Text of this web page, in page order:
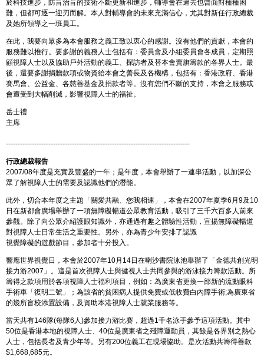
於科技進步，防盲治盲的技術不斷更新和進步，輔導會在過去也曾面對種種困
難，但都可逐一迎刃而解。本人對輔導會的未來充滿信心，尤其對新任行政總裁
及她所領導之一班員工。
在此，我要向眾多為本會服務之義工致以衷心的感謝。沒有他們的貢獻，本會的
服務難以推行。要多謝的義務人士包括有：委員會及小組委員會各成員，定期照
顧視障人士以及協助戶外活動的義工、探訪者及替本會賣旗籌款的各界人士。最
後，還要多謝捐贈款項或物資給本會之善長及各機構，包括有：香港政府、香港
賽馬會、公益金、各慈善基金及捐款者等。沒有您們不斷的支持，本會之服務或
會遭受到大幅削減，影響視障人士的福祉。
岳士禮
主席
------------------------------------------------------------------------------
行政總裁報告
2007/08年度是充實及豐盛的一年；是年度，本會舉辦了一連串活動，以加深公
眾了解視障人士的需要及認識他們的潛能。
此外，切合本年度之主題「關愛共融、您我相連」，本會在2007年夏季6月9及10
日在新都會廣場舉辦了一項無障礙暢道公眾教育活動，吸引了三千六百多人前來
參觀。除了向公眾介紹護眼知識外，亦通過有趣之體驗性活動，宣揚無障礙暢道
對視障人士日常生活之重要性。另外，亦為青少年安排了認識
視覺障礙的遊戲節目，參加者十分投入。
響應世界視覺日，本會於2007年10月14日在喇沙書院泳池舉辦了「金德共創光明
接力游2007」。這是首次視障人士與健視人士共同參與的游泳接力籌款活動。所
籌得之款項用於各項視障人士福利項目，例如：為廣東省更換一部新的流動眼科
手術車「復明二號」；為該省的貧困病人提供免費或低收費白內障手術;為廣東省
的幾所盲校添置設備，及資助本港視障人士就業服務等。
當天共有146隊(每隊6人)參加接力游比賽，超過1千名泳手參予這項活動。其中
50位是香港本地的視障人士、40位是廣東省之殘障運動員，其餘是各界別之熱心
人士，包括長者及青少年等。另有200位義工在現場協助。是次活動共籌得善款
$1,668,685元。